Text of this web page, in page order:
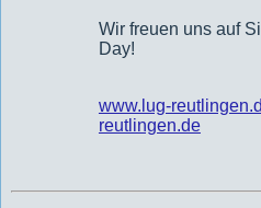
Wir freuen uns auf
Day!
www.lug-
reutlingen.de